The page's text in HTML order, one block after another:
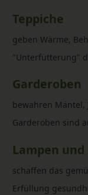
Teppiche
geben Wärme,
"Unterfütterung"
Garderoben
bewahren Mäntel,
Garderoben sind
Lampen
schaffen das
Erfüllung